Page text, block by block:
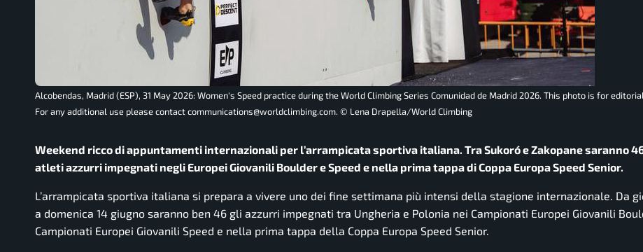
Alcobendas, Madrid (ESP), 31 May 2026: Women's Speed practice during the World Climbing Series Comunidad de Madrid 2026. This photo is for
For any additional use please contact communications@worldclimbing.com. ©️ Lena Drapella/World Climbing
Weekend ricco di appuntamenti internazionali per l’arrampicata sportiva italiana. Tra Sukoró e Zakopane saranno
atleti azzurri impegnati negli Europei Giovanili Boulder e Speed e nella prima tappa di Coppa Europa Speed Senior.
L’arrampicata sportiva italiana si prepara a vivere uno dei fine settimana più intensi della stagione internazionale. Da
a domenica 14 giugno saranno ben 46 gli azzurri impegnati tra Ungheria e Polonia nei Campionati Europei Giovanili
Campionati Europei Giovanili Speed e nella prima tappa della Coppa Europa Speed Senior.